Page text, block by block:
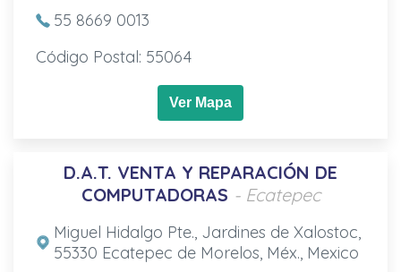
55 8669 0013
Código Postal: 55064
Ver Mapa
D.A.T. VENTA Y REPARACIÓN DE
COMPUTADORAS - Ecatepec
Miguel Hidalgo Pte., Jardines de Xalostoc,
55330 Ecatepec de Morelos, Méx., Mexico